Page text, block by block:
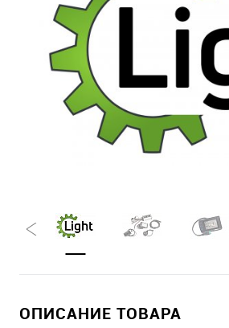
ОПИСАНИЕ ТОВАРА